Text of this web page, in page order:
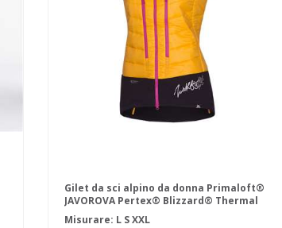
Gilet da sci alpino da donna Primaloft®
JAVOROVA Pertex® Blizzard® Thermal
Comfort
Misurare: L SXXL